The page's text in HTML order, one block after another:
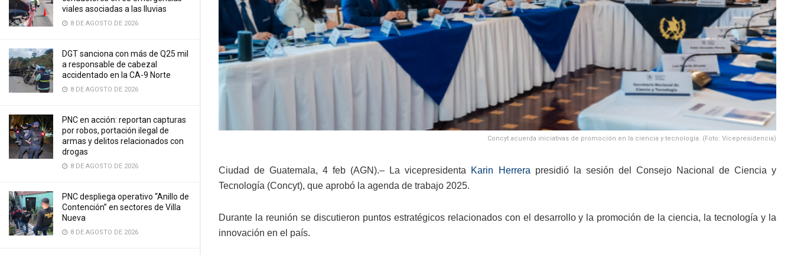
viales asociadas a las lluvias
8 DE AGOSTO DE 2026
DGT sanciona con más de Q25 mil
a responsable de cabezal
accidentado en la CA-9 Norte
8 DE AGOSTO DE 2026
PNC en acción: reportan capturas
por robos, portación ilegal de
armas y delitos relacionados con
drogas
8 DE AGOSTO DE 2026
PNC despliega operativo “Anillo de
Contención” en sectores de Villa
Nueva
8 DE AGOSTO DE 2026
Concyt acuerda iniciativas de promoción en la ciencia y tecnología. (Foto: Vicepresidencia)
Ciudad de Guatemala, 4 feb (AGN).– La vicepresidenta Karin Herrera presidió la sesión del Consejo Nacional de Ciencia y
Tecnología (Concyt), que aprobó la agenda de trabajo 2025.
Durante la reunión se discutieron puntos estratégicos relacionados con el desarrollo y la promoción de la ciencia, la tecnología y la
innovación en el país.